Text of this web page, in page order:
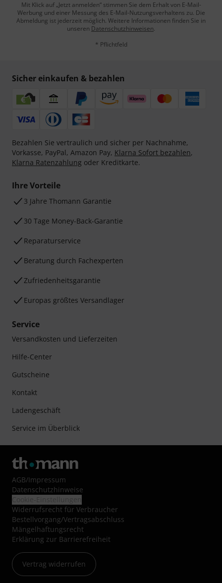
Mit Klick auf „Jetzt anmelden“ stimmen Sie dem Erhalt von E-Mail-
Werbung und einer Messung des E-Mail-Nutzungsverhaltens zu. Die
Abmeldung ist jederzeit möglich. Weitere Informationen finden Sie in
unseren Datenschutzhinweisen.
* Pflichtfeld
Sicher einkaufen & bezahlen
Bezahlen Sie vertraulich und sicher per Nachnahme,
Vorkasse, PayPal, Amazon Pay, Klarna Sofort bezahlen,
Klarna Ratenzahlung oder Kreditkarte.
Ihre Vorteile
3 Jahre Thomann Garantie
30 Tage Money-Back-Garantie
Reparaturservice
Beratung durch Fachexperten
Zufriedenheitsgarantie
Europas größtes Versandlager
Service
Versandkosten und Lieferzeiten
Hilfe-Center
Gutscheine
Kontakt
Ladengeschäft
Service im Überblick
AGB/Impressum
Datenschutzhinweise
Widerrufsrecht für Verbraucher
Bestellvorgang/Vertragsabschluss
Mängelhaftungsrecht
Erklärung zur Barrierefreiheit
Vertrag widerrufen